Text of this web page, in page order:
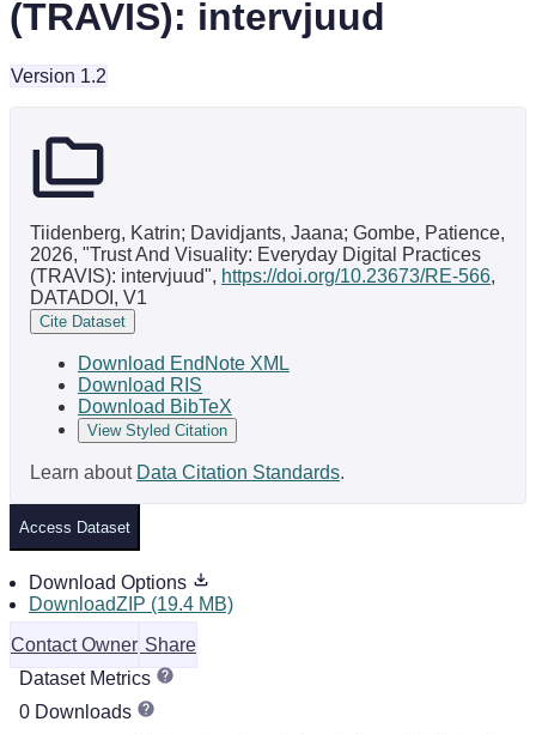
(TRAVIS): intervjuud
Version 1.2
Tiidenberg, Katrin; Davidjants, Jaana; Gombe, Patience,
2026, "Trust And Visuality: Everyday Digital Practices
(TRAVIS): intervjuud", https://doi.org/10.23673/RE-566,
DATADOI, V1
Cite Dataset
Download EndNote XML
Download RIS
Download BibTeX
View Styled Citation
Learn about Data Citation Standards.
Access Dataset
Download Options
DownloadZIP (19.4 MB)
Contact Owner Share
Dataset Metrics
0 Downloads